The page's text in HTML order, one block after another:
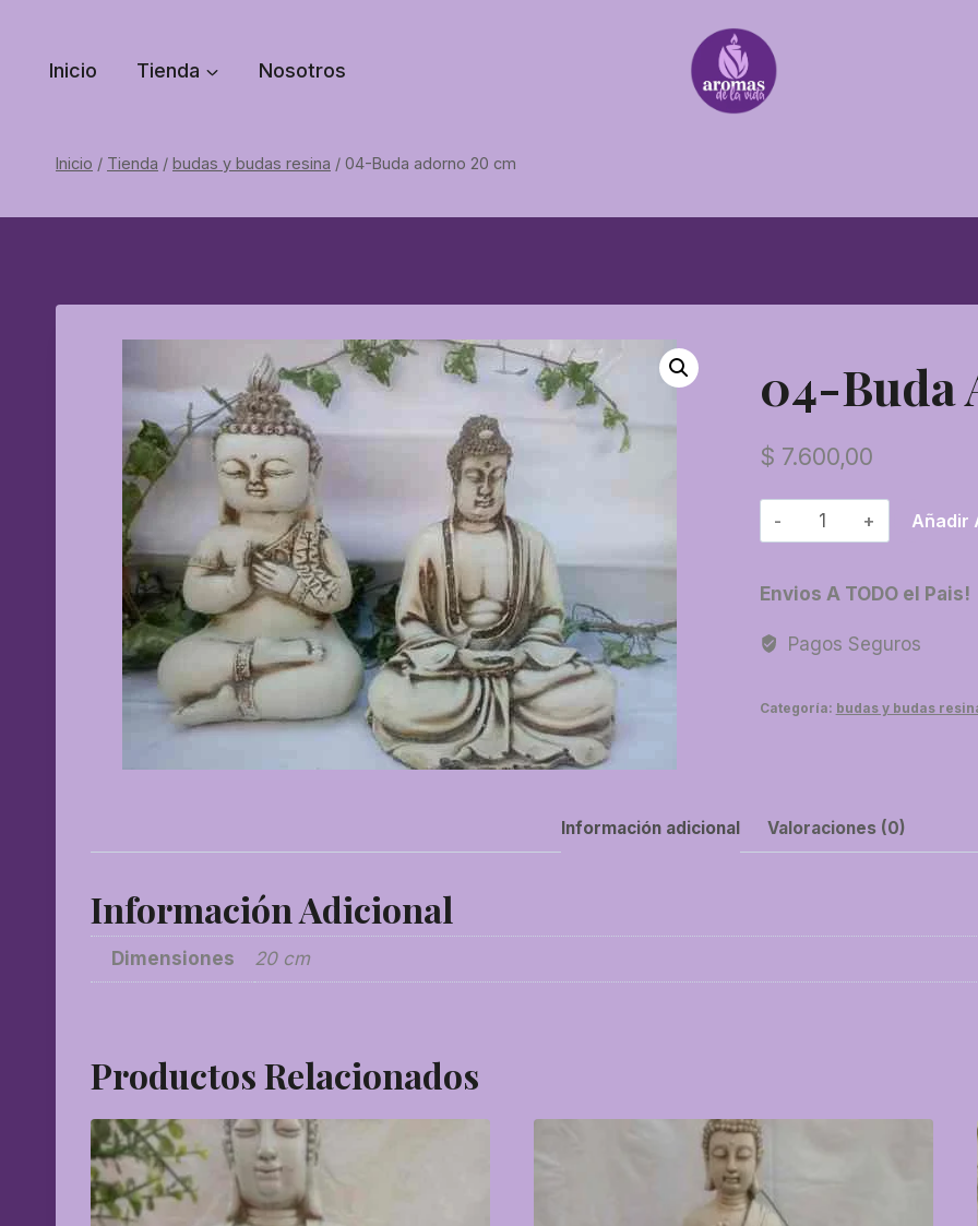
contenido
Inicio Tienda Nosotros
Inicio / Tienda / budas y budas resina / 04-Buda adorno 20 cm
04-Buda
$ 7.600,00
04-
Buda
20
cantidad
Añadir
Envios A TODO el Pais!
Pagos Seguros
Categoría: budas y budas
Información adicional Valoraciones (0)
Información Adicional
Dimensiones 20 cm
Productos Relacionados